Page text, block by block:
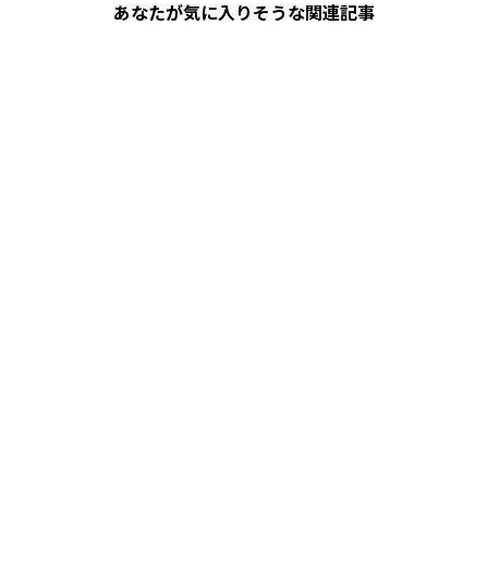
あなたが気に入りそうな関連記事